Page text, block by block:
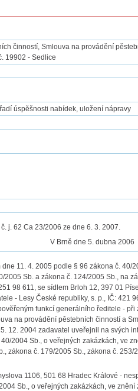
činností, Smlouva na provádění
19902 - Sedlice
úspěšnosti nabídek, uložení nápravy
j. 62 Ca 23/2006 ze dne 6. 3. 2007.
V Brně dne 5. dubna 2006
11. 4. 2005 podle § 96 zákona č. 40/
Sb. a zákona č. 124/2005 Sb., na
98 611, se sídlem Brloh 12, 397 01
- Lesy České republiky, s. p., IČ: 421
funkcí generálního ředitele -
na provádění pěstebních činností a
12. 2004 zadavatel uveřejnil na svých
2004 Sb., o veřejných zakázkách, ve
zákona č. 179/2005 Sb., zákona č. 253/
1106, 501 68 Hradec Králové -
Sb., o veřejných zakázkách, ve